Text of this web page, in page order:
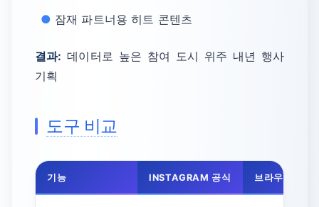
잠재 파트너용 히트 콘텐츠
결과: 데이터로 높은 참여 도시 위주 내년 행사
기획
도구 비교
기능 INSTAGRAM 공식 브라우저 확장